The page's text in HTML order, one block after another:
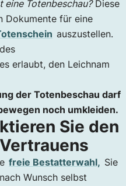
eine Totenbeschau?Diese
Dokumente für eine
auszustellen.
erlaubt, den Leichnam
der Totenbeschau darf
noch umkleiden.
Sie den
freie Bestatterwahl, Sie
Wunsch selbst